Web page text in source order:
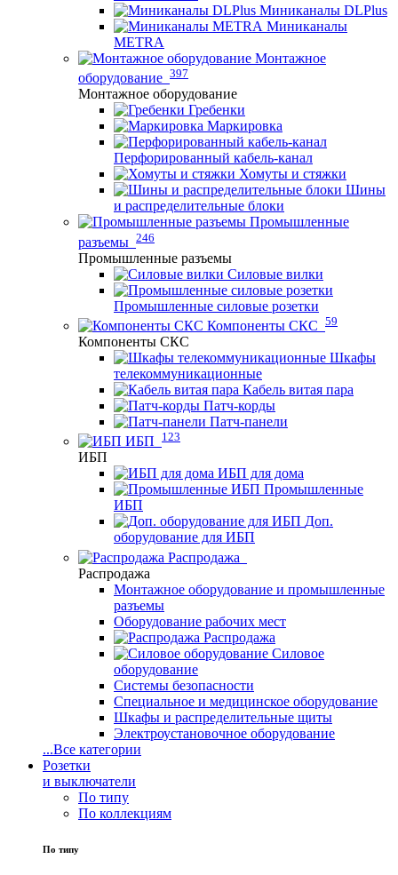
Миниканалы DLPlus
Миниканалы
METRA
Монтажное
оборудование 397
Монтажное оборудование
Гребенки
Маркировка
Перфорированный кабель-канал
Хомуты и стяжки
Шины
и распределительные блоки
Промышленные
разъемы 246
Промышленные разъемы
Силовые вилки
Промышленные силовые розетки
Компоненты СКС 59
Компоненты СКС
Шкафы
телекоммуникационные
Кабель витая пара
Патч-корды
Патч-панели
ИБП
123
ИБП
ИБП для дома
Промышленные
ИБП
Доп.
оборудование для ИБП
Распродажа
Распродажа
Монтажное оборудование и промышленные
разъемы
Оборудование рабочих мест
Распродажа
Силовое
оборудование
Системы безопасности
Специальное и медицинское оборудование
Шкафы и распределительные щиты
Электроустановочное оборудование
...Все категории
Розетки
и выключатели
По типу
По коллекциям
По типу